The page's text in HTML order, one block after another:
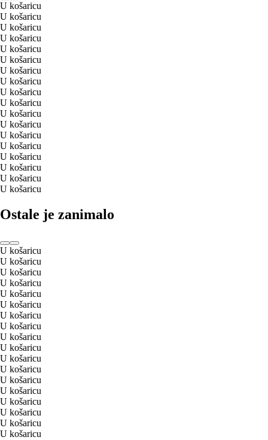
U košaricu
U košaricu
U košaricu
U košaricu
U košaricu
U košaricu
U košaricu
U košaricu
U košaricu
U košaricu
U košaricu
U košaricu
U košaricu
U košaricu
U košaricu
U košaricu
U košaricu
U košaricu
Ostale je zanimalo
U košaricu
U košaricu
U košaricu
U košaricu
U košaricu
U košaricu
U košaricu
U košaricu
U košaricu
U košaricu
U košaricu
U košaricu
U košaricu
U košaricu
U košaricu
U košaricu
U košaricu
U košaricu